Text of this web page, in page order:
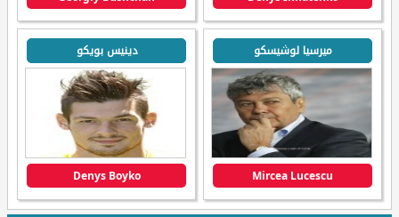
ميرسيا لوشيسكو
Mircea Lucescu
دينيس بويكو
Denys Boyko